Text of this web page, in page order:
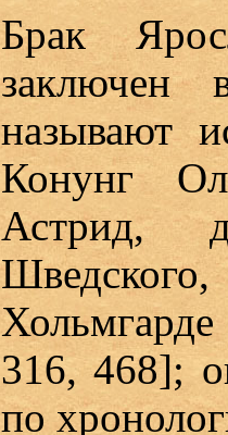
Брак
заключен
называют
Конунг
Астрид,
316, 468];
по